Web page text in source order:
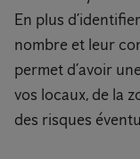
En plus
nombre et leur
permet d’avoir
vos locaux, de la
des risques